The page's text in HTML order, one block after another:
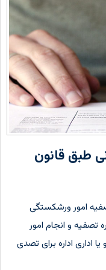
طبق قانون
امور ورشکستگی
و انجام امور
اداری اداره برای تصدی